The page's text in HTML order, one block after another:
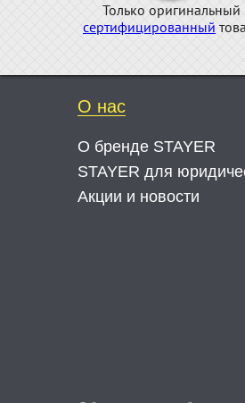
Только оригинальный
сертифицированный
О нас
О бренде STAYER
STAYER для
Акции и новости